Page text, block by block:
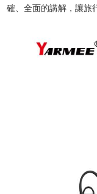
確、全面的講解，